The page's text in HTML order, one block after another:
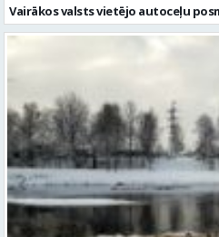
Sākas astronomiskā ziema